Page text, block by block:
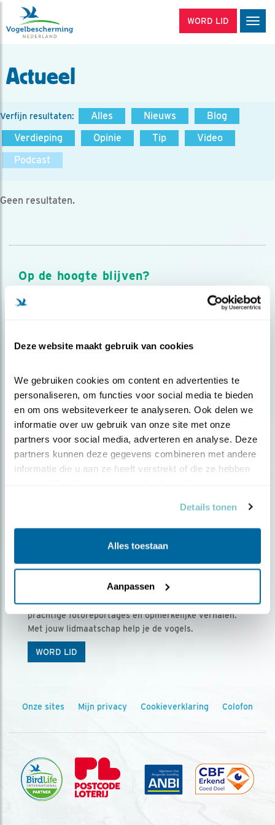
Deze website maakt gebruik van cookies
We gebruiken cookies om content en advertenties te
personaliseren, om functies voor social media te bieden
en om ons websiteverkeer te analyseren. Ook delen we
informatie over uw gebruik van onze site met onze
partners voor social media, adverteren en analyse. Deze
partners kunnen deze gegevens combineren met andere
informatie die u aan ze heeft verstrekt of die ze hebben
Details tonen
Alles toestaan
Aanpassen
WORD LID
Actueel
Verfijn resultaten: Alles Nieuws
Blog
Verdieping
Opinie Tip
Video
Podcast
Geen resultaten.
Op de hoogte blijven?
Meld je aan en ontvang nieuws, inspiratie, acties en tips
over vogels en activiteiten van Vogelbescherming.
Ontvang 5 x Vogels voor € 36,00 per jaar
Vogels is het tijdschrift voor onze leden, met
prachtige fotoreportages en opmerkelijke verhalen.
Met jouw lidmaatschap help je de vogels.
WORD LID
Onze sites Mijn privacy Cookieverklaring Colofon